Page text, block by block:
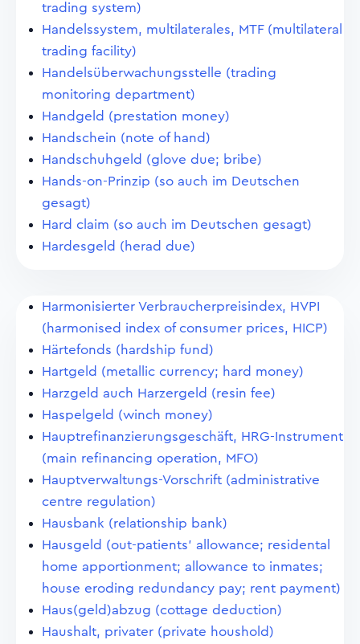
trading system)
Handelssystem, multilaterales, MTF (multilateral
trading facility)
Handelsüberwachungsstelle (trading
monitoring department)
Handgeld (prestation money)
Handschein (note of hand)
Handschuhgeld (glove due; bribe)
Hands-on-Prinzip (so auch im Deutschen
gesagt)
Hard claim (so auch im Deutschen gesagt)
Hardesgeld (herad due)
Harmonisierter Verbraucherpreisindex, HVPI
(harmonised index of consumer prices, HICP)
Härtefonds (hardship fund)
Hartgeld (metallic currency; hard money)
Harzgeld auch Harzergeld (resin fee)
Haspelgeld (winch money)
Hauptrefinanzierungsgeschäft, HRG-Instrument
(main refinancing operation, MFO)
Hauptverwaltungs-Vorschrift (administrative
centre regulation)
Hausbank (relationship bank)
Hausgeld (out-patients' allowance; residental
home apportionment; allowance to inmates;
house eroding redundancy pay; rent payment)
Haus(geld)abzug (cottage deduction)
Haushalt, privater (private houshold)